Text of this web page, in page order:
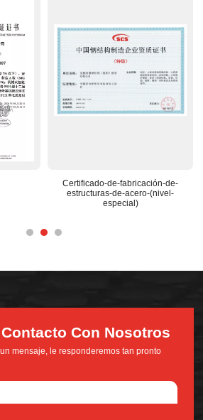
a-
Base-de-construccion-prefabricada-
nacional
Con Nosotros
mensaje, le responderemos tan pronto